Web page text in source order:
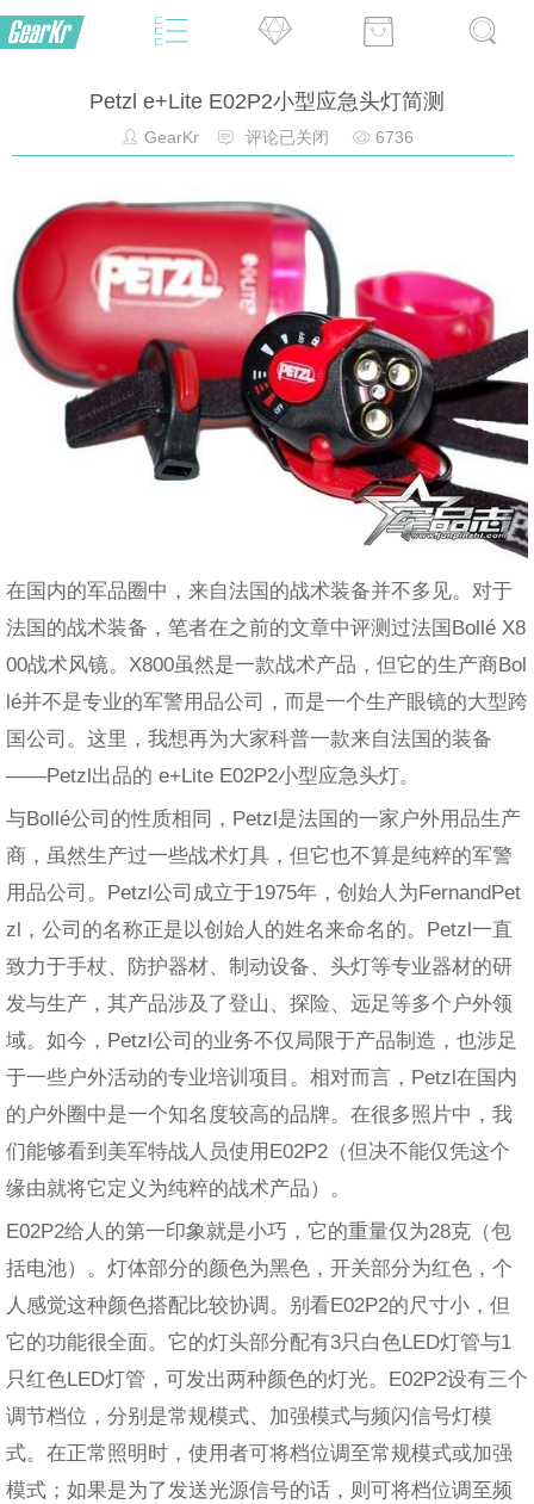
Petzl e+Lite E02P2小型应急头灯简测
GearKr 评论已关闭 6736
在国内的军品圈中，来自法国的战术装备并不多见。对于
法国的战术装备，笔者在之前的文章中评测过法国Bollé X8
00战术风镜。X800虽然是一款战术产品，但它的生产商Bol
lé并不是专业的军警用品公司，而是一个生产眼镜的大型跨
国公司。这里，我想再为大家科普一款来自法国的装备
——Petzl出品的 e+Lite E02P2小型应急头灯。
与Bollé公司的性质相同，Petzl是法国的一家户外用品生产
商，虽然生产过一些战术灯具，但它也不算是纯粹的军警
用品公司。Petzl公司成立于1975年，创始人为FernandPet
zl，公司的名称正是以创始人的姓名来命名的。Petzl一直
致力于手杖、防护器材、制动设备、头灯等专业器材的研
发与生产，其产品涉及了登山、探险、远足等多个户外领
域。如今，Petzl公司的业务不仅局限于产品制造，也涉足
于一些户外活动的专业培训项目。相对而言，Petzl在国内
的户外圈中是一个知名度较高的品牌。在很多照片中，我
们能够看到美军特战人员使用E02P2（但决不能仅凭这个
缘由就将它定义为纯粹的战术产品）。
E02P2给人的第一印象就是小巧，它的重量仅为28克（包
括电池）。灯体部分的颜色为黑色，开关部分为红色，个
人感觉这种颜色搭配比较协调。别看E02P2的尺寸小，但
它的功能很全面。它的灯头部分配有3只白色LED灯管与1
只红色LED灯管，可发出两种颜色的灯光。E02P2设有三个
调节档位，分别是常规模式、加强模式与频闪信号灯模
式。在正常照明时，使用者可将档位调至常规模式或加强
模式；如果是为了发送光源信号的话，则可将档位调至频